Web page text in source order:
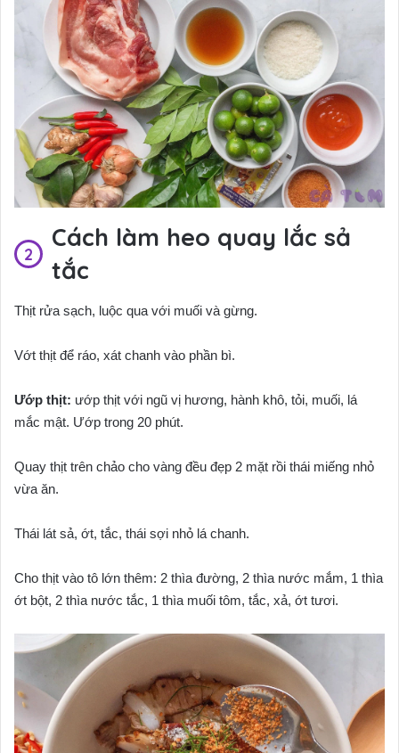
Cách làm heo quay lắc sả
tắc
Thịt rửa sạch, luộc qua với muối và gừng.
Vớt thịt để ráo, xát chanh vào phần bì.
Ướp thịt: ướp thịt với ngũ vị hương, hành khô, tỏi, muối, lá
mắc mật. Ướp trong 20 phút.
Quay thịt trên chảo cho vàng đều đẹp 2 mặt rồi thái miếng nhỏ
vừa ăn.
Thái lát sả, ớt, tắc, thái sợi nhỏ lá chanh.
Cho thịt vào tô lớn thêm: 2 thìa đường, 2 thìa nước mắm, 1 thìa
ớt bột, 2 thìa nước tắc, 1 thìa muối tôm, tắc, xả, ớt tươi.